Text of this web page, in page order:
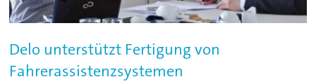
Delo unterstützt Fertigung von
Fahrerassistenzsystemen